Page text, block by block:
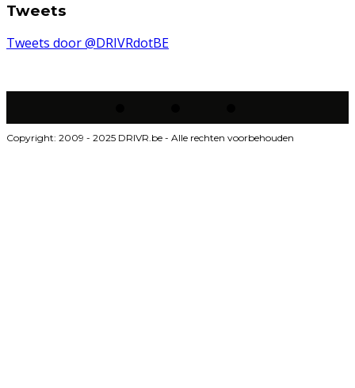
Tweets
Tweets door @DRIVRdotBE
Copyright: 2009 - 2025 DRIVR.be - Alle rechten voorbehouden